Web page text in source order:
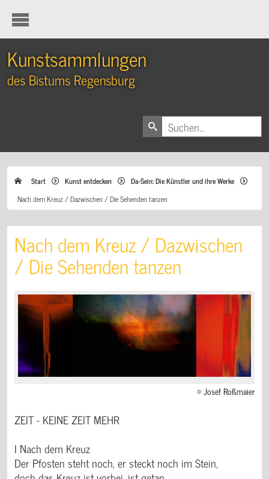
Kunstsammlungen
des Bistums Regensburg
Start Kunst entdecken
Da-Sein: Die Künstler und ihre Werke
Nach dem Kreuz / Dazwischen / Die Sehenden tanzen
Nach dem Kreuz / Dazwischen
/ Die Sehenden tanzen
© Josef Roßmaier
ZEIT - KEINE ZEIT MEHR
I Nach dem Kreuz
Der Pfosten steht noch, er steckt noch im Stein,